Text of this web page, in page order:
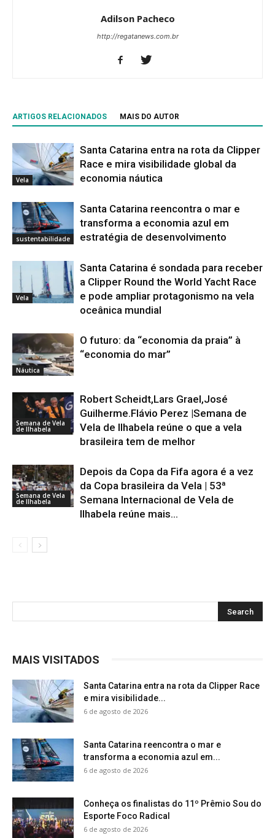
Adilson Pacheco
http://regatanews.com.br
ARTIGOS RELACIONADOS MAIS DO AUTOR
Vela
Santa Catarina entra na rota da Clipper
Race e mira visibilidade global da
economia náutica
sustentabilidade
Santa Catarina reencontra o mar e
transforma a economia azul em
estratégia de desenvolvimento
Vela
Santa Catarina é sondada para receber
a Clipper Round the World Yacht Race
e pode ampliar protagonismo na vela
oceânica mundial
Náutica
O futuro: da “economia da praia” à
“economia do mar”
Semana de Vela
de Ilhabela
Robert Scheidt,Lars Grael,José
Guilherme.Flávio Perez |Semana de
Vela de Ilhabela reúne o que a vela
brasileira tem de melhor
Semana de Vela
de Ilhabela
Depois da Copa da Fifa agora é a vez
da Copa brasileira da Vela | 53ª
Semana Internacional de Vela de
Ilhabela reúne mais...
MAIS VISITADOS
Santa Catarina entra na rota da Clipper Race
e mira visibilidade...
6 de agosto de 2026
Santa Catarina reencontra o mar e
transforma a economia azul em...
6 de agosto de 2026
Conheça os finalistas do 11º Prêmio Sou do
Esporte Foco Radical
6 de agosto de 2026